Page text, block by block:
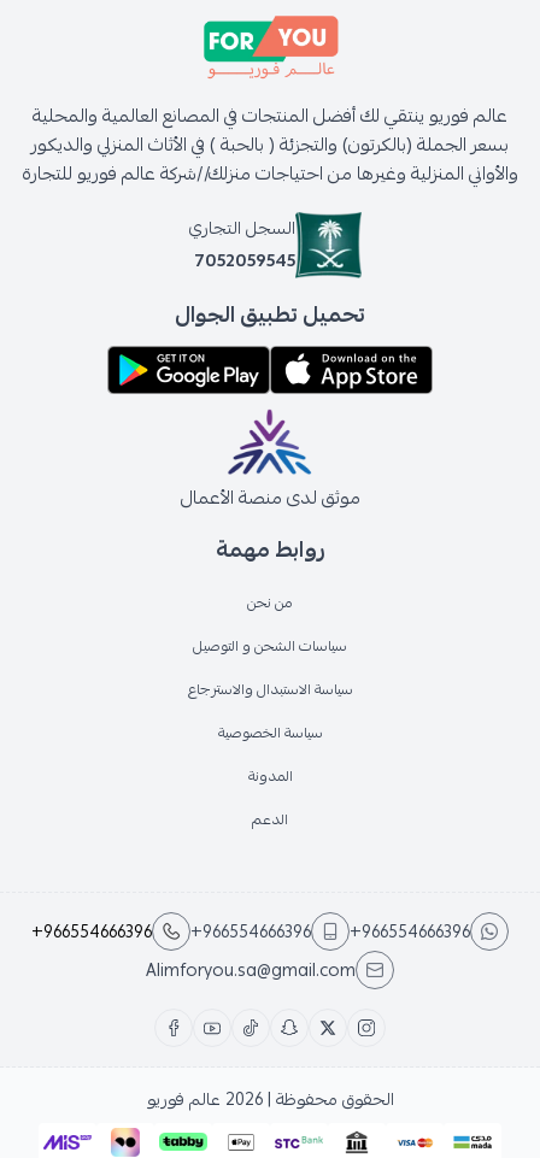
روابط مهمة
من نحن
سياسات الشحن و التوصيل
سياسة الاستبدال والاسترجاع
سياسة الخصوصية
المدونة
الدعم
عالم فوريو ينتقي لك أفضل المنتجات في المصانع العالمية والمحلية
بسعر الجملة (بالكرتون) والتجزئة ( بالحبة ) في الأثاث المنزلي والديكور
والأواني المنزلية وغيرها من احتياجات منزلك//شركة عالم فوريو للتجارة
السجل التجاري
7052059545
تحميل تطبيق الجوال
موثق لدى منصة الأعمال
+966554666396
+966554666396
+966554666396
Alimforyou.sa@gmail.com
الحقوق محفوظة | 2026 عالم فوريو